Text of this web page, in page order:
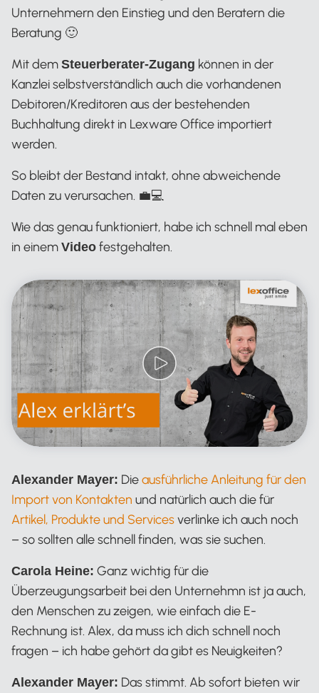
Unternehmern den Einstieg und den Beratern die
Beratung 🙂
Mit dem Steuerberater-Zugang können in der
Kanzlei selbstverständlich auch die vorhandenen
Debitoren/Kreditoren aus der bestehenden
Buchhaltung direkt in Lexware Office importiert
werden.
So bleibt der Bestand intakt, ohne abweichende
Daten zu verursachen. 💼💻
Wie das genau funktioniert, habe ich schnell mal eben
in einem Video festgehalten.
Alexander Mayer: Dieausführliche Anleitung für den
Import von Kontakten und natürlich auch die für
Artikel, Produkte und Servicesverlinke ich auch noch
– so sollten alle schnell finden, was sie suchen.
Carola Heine: Ganz wichtig für die
Überzeugungsarbeit bei den Unternehmn ist ja auch,
den Menschen zu zeigen, wie einfach die E-
Rechnung ist. Alex, da muss ich dich schnell noch
fragen – ich habe gehört da gibt es Neuigkeiten?
Alexander Mayer: Das stimmt. Ab sofort bieten wir